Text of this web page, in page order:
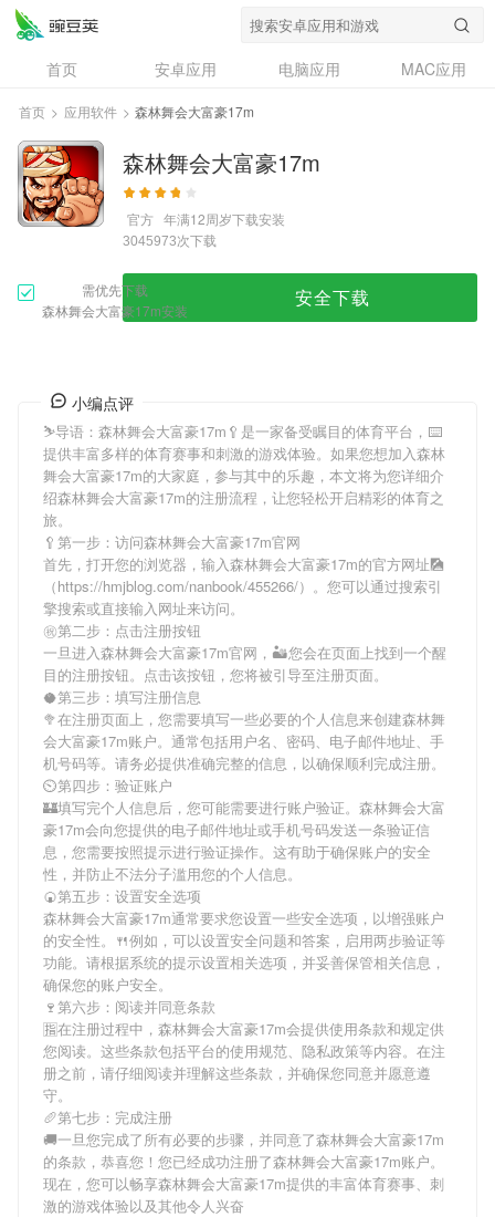
首页 安卓应用 电脑应用
MAC应用
资讯
专题
问答
首页 > 应用软件 > 森林舞会大富豪17m
森林舞会大富豪17m
官方 年满12周岁下载安装
3045973次下载
需优先下载
森林舞会大富豪17m安装
安全下载
小编点评
⛷导语： 森林舞会大富豪17m 🥄是一家备受瞩目的体育平台，⌨️
提供丰富多样的体育赛事和刺激的游戏体验。如果您想加入森林
舞会大富豪17m的大家庭，参与其中的乐趣，本文将为您详细介
绍森林舞会大富豪17m的注册流程，让您轻松开启精彩的体育之
旅。
🥄第一步：访问森林舞会大富豪17m官网
首先，打开您的浏览器，输入森林舞会大富豪17m的官方网址🎑
（https://hmjblog.com/nanbook/455266/）。您可以通过搜索引
擎搜索或直接输入网址来访问。
㊗第二步：点击注册按钮
一旦进入森林舞会大富豪17m官网，🏜您会在页面上找到一个醒
目的注册按钮。点击该按钮，您将被引导至注册页面。
🥥第三步：填写注册信息
🥦在注册页面上，您需要填写一些必要的个人信息来创建森林舞
会大富豪17m账户。通常包括用户名、密码、电子邮件地址、手
机号码等。请务必提供准确完整的信息，以确保顺利完成注册。
⏲第四步：验证账户
🏰填写完个人信息后，您可能需要进行账户验证。 森林舞会大富
豪17m会向您提供的电子邮件地址或手机号码发送一条验证信
息，您需要按照提示进行验证操作。这有助于确保账户的安全
性，并防止不法分子滥用您的个人信息。
🍘第五步：设置安全选项
森林舞会大富豪17m通常要求您设置一些安全选项，以增强账户
的安全性。🍴例如，可以设置安全问题和答案，启用两步验证等
功能。请根据系统的提示设置相关选项，并妥善保管相关信息，
确保您的账户安全。
🍷第六步：阅读并同意条款
🈯在注册过程中， 森林舞会大富豪17m会提供使用条款和规定供
您阅读。这些条款包括平台的使用规范、隐私政策等内容。在注
册之前，请仔细阅读并理解这些条款，并确保您同意并愿意遵
守。
🥖第七步：完成注册
🚚一旦您完成了所有必要的步骤，并同意了森林舞会大富豪17m
的条款，恭喜您！您已经成功注册了森林舞会大富豪17m账户。
现在，您可以畅享森林舞会大富豪17m提供的丰富体育赛事、刺
激的游戏体验以及其他令人兴奋